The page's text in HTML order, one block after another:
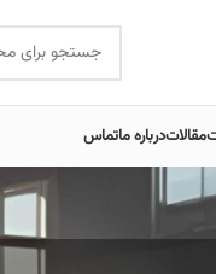
مقالاتدرباره ماتماس